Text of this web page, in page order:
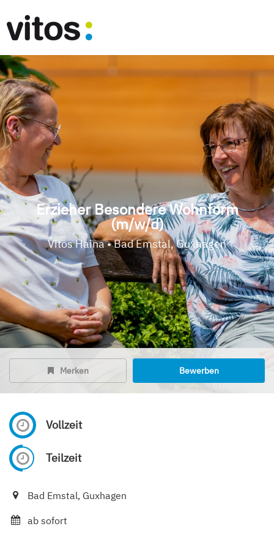
Erzieher Besondere Wohnform
(m/w/d)
Vitos Haina • Bad Emstal, Guxhagen
Merken Bewerben
Vollzeit
Teilzeit
Bad Emstal, Guxhagen
ab sofort